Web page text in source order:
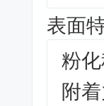
表面
粉
附